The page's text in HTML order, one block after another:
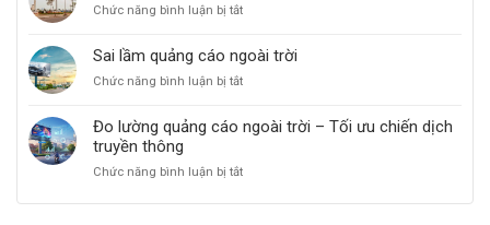
Vai
của
trong
quảng
Chức năng bình luận bị tắtở
quảng
cáo
trời
Sai lầm quảng cáo ngoài trời
Chức năng bình luận bị tắtở
quảng
ngoài
Đo lường quảng cáo ngoài trời – Tối ưu chiến dịch
truyền thông
Chức năng bình luận bị tắtở
lường